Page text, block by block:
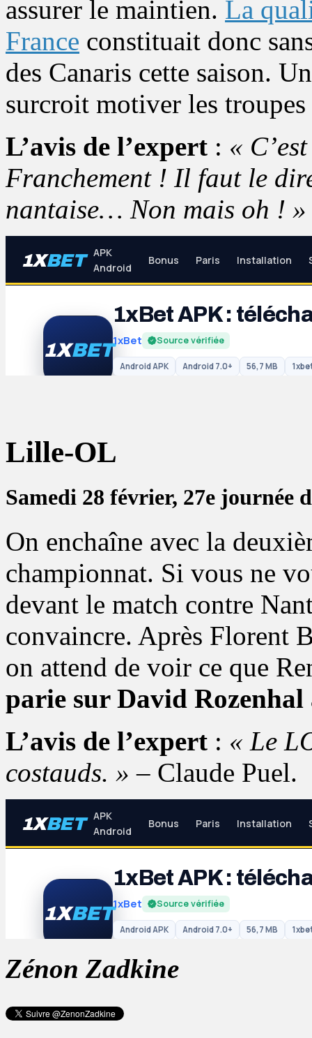
assurer le maintien. La
France constituait donc
des Canaris cette saison.
surcroit motiver les
L’avis de l’expert : «
Franchement ! Il faut le
nantaise… Non mais oh ! »
Lille-OL
Samedi 28 février, 27e journée
On enchaîne avec la
championnat. Si vous ne
devant le match contre
convaincre. Après Florent
on attend de voir ce que
parie sur David Rozenhal
L’avis de l’expert : « Le
costauds. » – Claude Puel.
Zénon Zadkine